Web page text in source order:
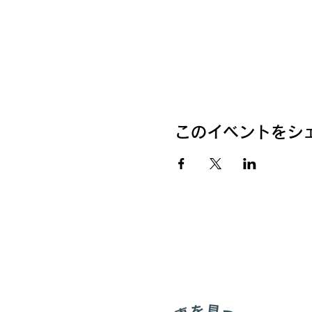
このイベントをシ